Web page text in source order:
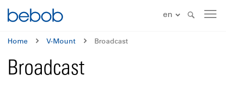
en
Home V-Mount Broadcast
Broadcast